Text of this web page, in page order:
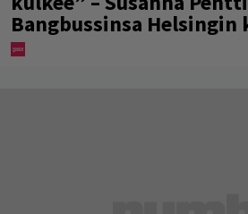
Bangbussinsa Helsingin